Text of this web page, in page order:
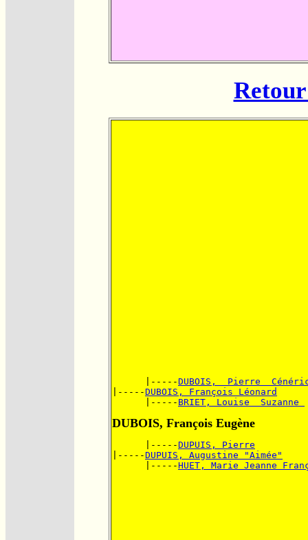
      |-----
DUBOIS,  Pierre
|-----DUBOIS, François Léonard
      |-----
BRIET, Louise  Suzanne
DUBOIS, François Eugène
      |-----
DUPUIS, Pierre
|-----DUPUIS, Augustine "Aimée"
      |-----
HUET, Marie Jeanne